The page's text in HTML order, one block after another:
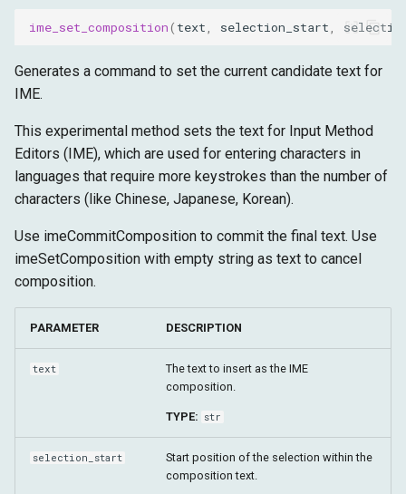
ime_set_composition( text selection_start
Generates a command to set the current candidate text for
IME.
This experimental method sets the text for Input Method
Editors (IME), which are used for entering characters in
languages that require more keystrokes than the number of
characters (like Chinese, Japanese, Korean).
Use imeCommitComposition to commit the final text. Use
imeSetComposition with empty string as text to cancel
composition.
PARAMETER DESCRIPTION
text
The text to insert as the IME
composition.
TYPE: str
selection_start
Start position of the selection within the
composition text.